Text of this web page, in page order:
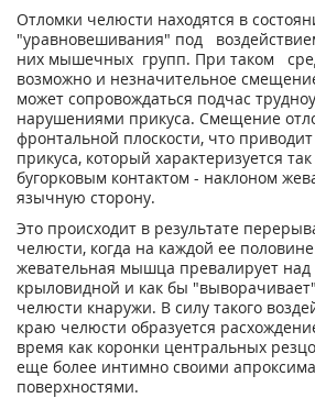
Отломки челюсти находятся в
"уравновешивания" под
них мышечных групп. При таком
возможно и незначительное
может сопровождаться подчас
нарушениями прикуса. Смещение
фронтальной плоскости, что
прикуса, который характеризуется
бугорковым контактом - наклоном
язычную сторону.
Это происходит в результате
челюсти, когда на каждой ее
жевательная мышца превалирует
крыловидной и как бы
челюсти кнаружи. В силу такого
краю челюсти образуется
время как коронки центральных
еще более интимно своими
поверхностями.